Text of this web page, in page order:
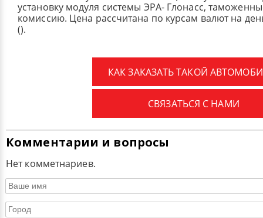
установку модуля системы ЭРА- Глонасс,
комиссию. Цена рассчитана по курсам валют на
().
КАК ЗАКАЗАТЬ ТАКОЙ
СВЯЗАТЬСЯ С НАМИ
Комментарии и вопросы
Нет комметнариев.